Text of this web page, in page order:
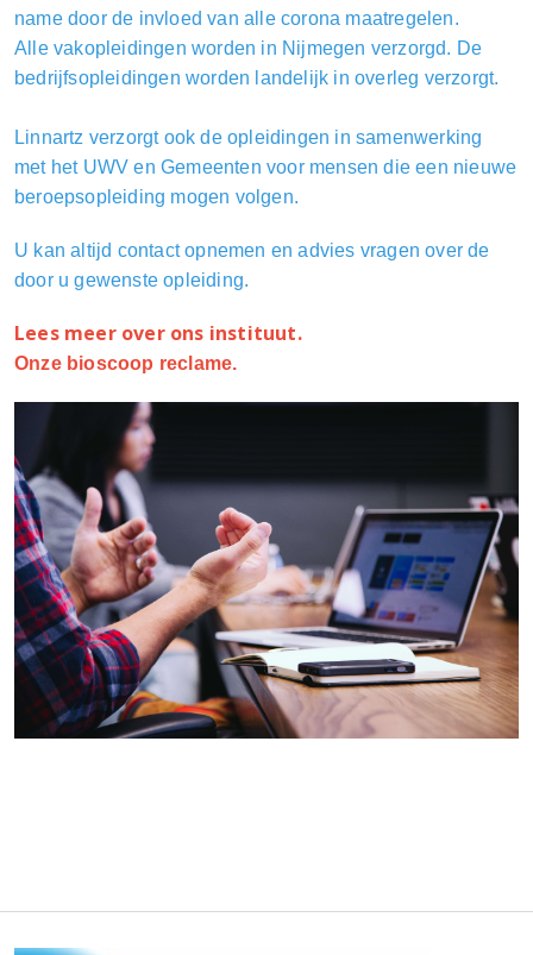
name door de invloed van alle corona maatregelen.
Alle vakopleidingen worden in Nijmegen verzorgd. De
bedrijfsopleidingen worden landelijk in overleg verzorgt.
Linnartz verzorgt ook de opleidingen in samenwerking
met het UWV en Gemeenten voor mensen die een nieuwe
beroepsopleiding mogen volgen.
U kan altijd contact opnemen en advies vragen over de
door u gewenste opleiding.
Lees meer over ons instituut.
Onze bioscoop reclame.